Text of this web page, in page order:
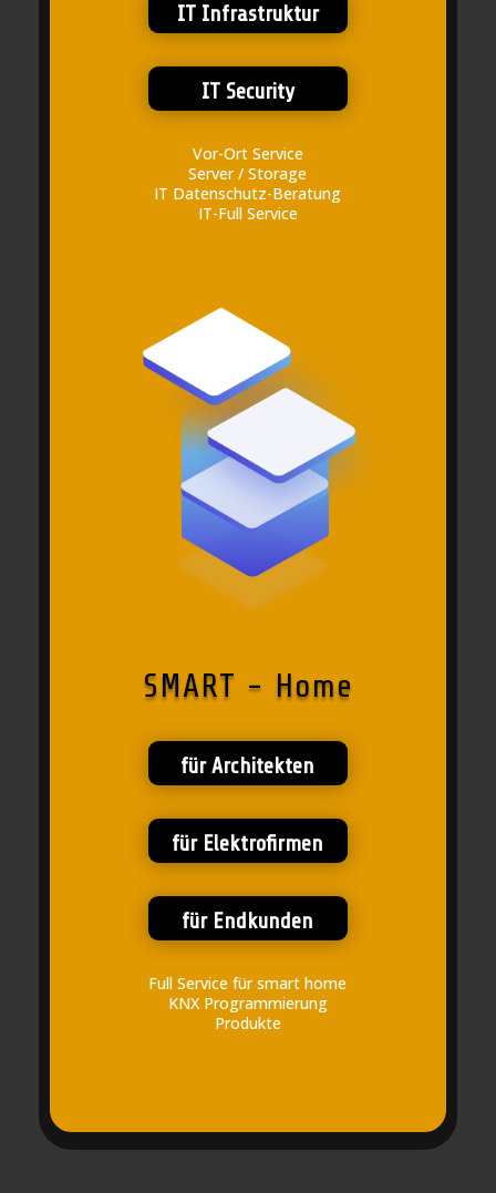
IT Infrastruktur
IT Security
Vor-Ort Service
Server / Storage
IT Datenschutz-Beratung
IT-Full Service
SMART - Home
für Architekten
für Elektrofirmen
für Endkunden
Full Service für smart home
KNX Programmierung
Produkte